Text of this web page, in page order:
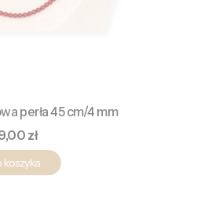
perła 45 cm/4 mm
zł
koszyka